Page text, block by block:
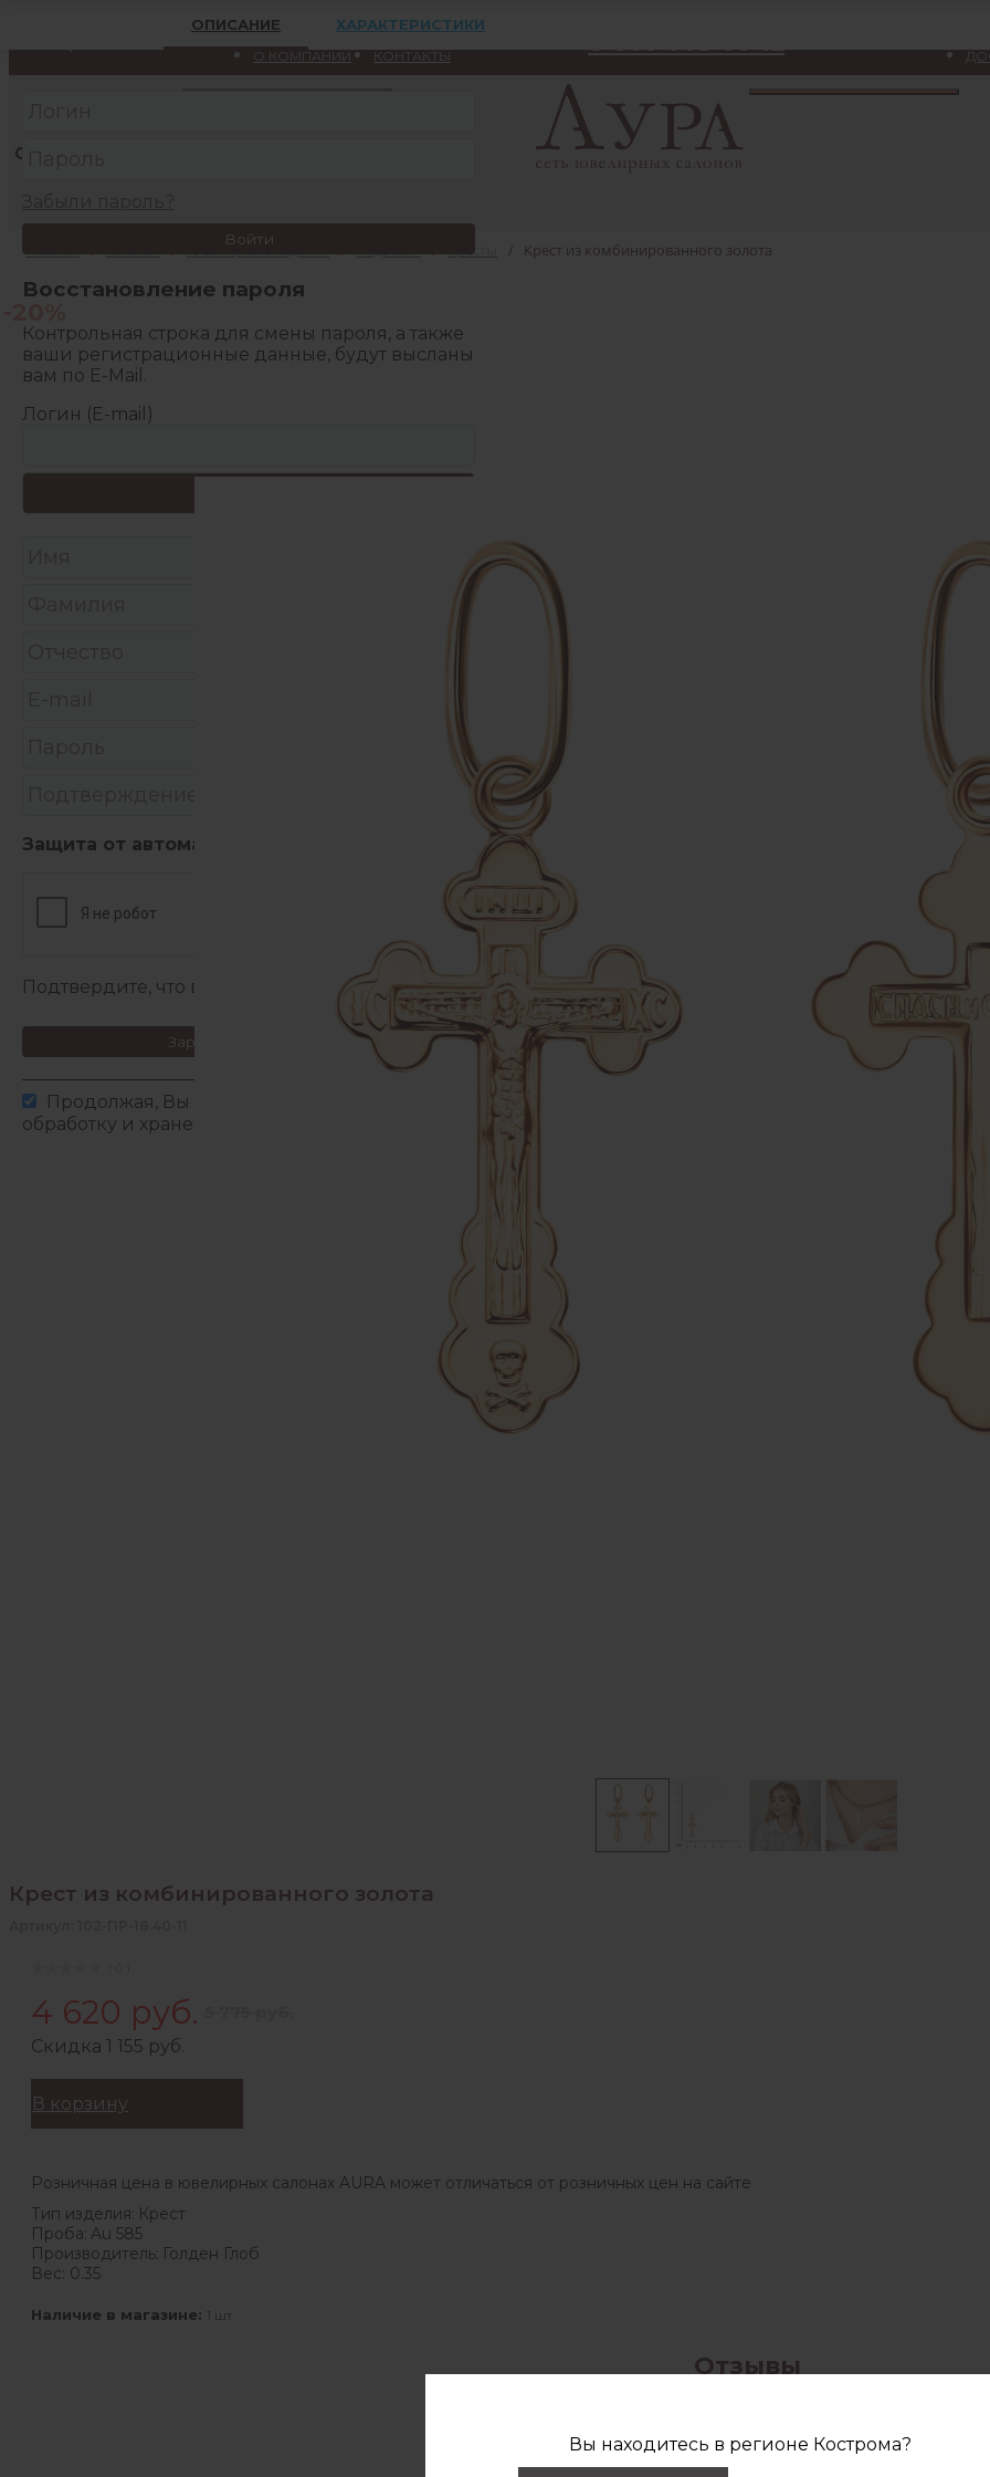
О КОМПАНИИ КОНТАКТЫ
Главная / Каталог / Ювелирные изделия / Подвески / Кресты / Крест из комбинированного золота
Крест из комбинированного золота
4 620 руб.
Скидка 1 155 руб.
В корзину
Розничная цена в ювелирных салонах AURA может отличаться от розничных цен на сайте
Тип изделия: Крест
Проба: Au 585
Производитель: Голден Глоб
Вес: 0.35
Наличие в магазине: 1 шт
ОПИСАНИЕ ХАРАКТЕРИСТИКИ
Отзывы
Регистрация
Войти
Восстановление пароля
Контрольная строка для смены пароля, а также
ваши регистрационные данные, будут высланы
вам по E-Mail.
Логин (E-mail)
Защита от автоматических сообщений
Подтвердите, что вы не робот:
Зарегистрироваться
Продолжая, Вы даете согласие на сбор,
обработку и хранение
Вы находитесь в регионе Кострома?